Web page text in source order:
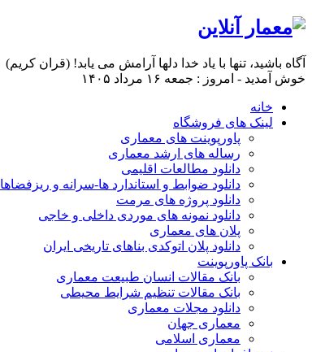
آگاه باشيد، تنها با ياد خدا دلها آرامش می ‏يابد! (قران کریم)
خوش آمدید - امروز : جمعه ۱۶ مرداد ۱۴۰۵
خانه
لینک های فروشگاه
پاورپوینت های معماری
رساله های ارشد معماری
دانلود مطالعات اقلیمی
دانلود ضوابط و استاندارد ها-سرانه و ریزفضاها
دانلود پروژه های مرمت
دانلود نمونه های موردی داخلی و خاجی
پلان های معماری
دانلود پلان اتوکدی بناهای تاریخی ایران
بانک پاورپوینت
بانک مقالات انسان طبیعت معماری
بانک مقالات تنظیم شرایط محیطی
دانلود مجلات معماری
معماری جهان
معماری اسلامی